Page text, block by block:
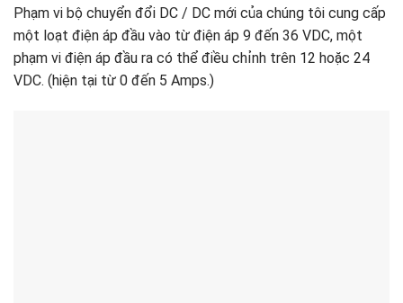
Phạm vi bộ chuyển đổi DC / DC mới của chúng tôi cung cấp
một loạt điện áp đầu vào từ điện áp 9 đến 36 VDC, một
phạm vi điện áp đầu ra có thể điều chỉnh trên 12 hoặc 24
VDC. (hiện tại từ 0 đến 5 Amps.)